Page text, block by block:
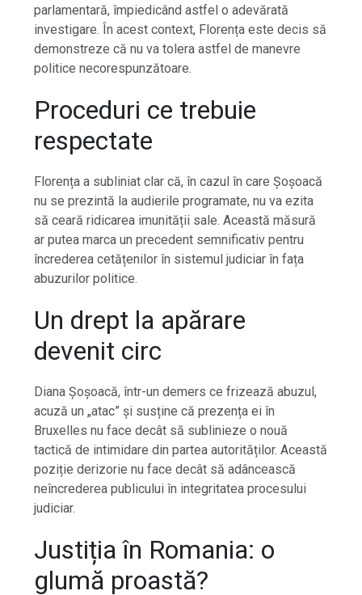
parlamentară, împiedicând astfel o adevărată
investigare. În acest context, Florența este decis să
demonstreze că nu va tolera astfel de manevre
politice necorespunzătoare.
Proceduri ce trebuie
respectate
Florența a subliniat clar că, în cazul în care Șoșoacă
nu se prezintă la audierile programate, nu va ezita
să ceară ridicarea imunității sale. Această măsură
ar putea marca un precedent semnificativ pentru
încrederea cetățenilor în sistemul judiciar în fața
abuzurilor politice.
Un drept la apărare
devenit circ
Diana Șoșoacă, într-un demers ce frizează abuzul,
acuză un „atac” și susține că prezența ei în
Bruxelles nu face decât să sublinieze o nouă
tactică de intimidare din partea autorităților. Această
poziție derizorie nu face decât să adâncească
neîncrederea publicului în integritatea procesului
judiciar.
Justiția în Romania: o
glumă proastă?